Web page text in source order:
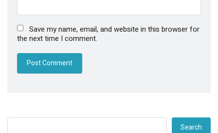
Save my name, email, and website in this browser for
the next time I comment.
Search